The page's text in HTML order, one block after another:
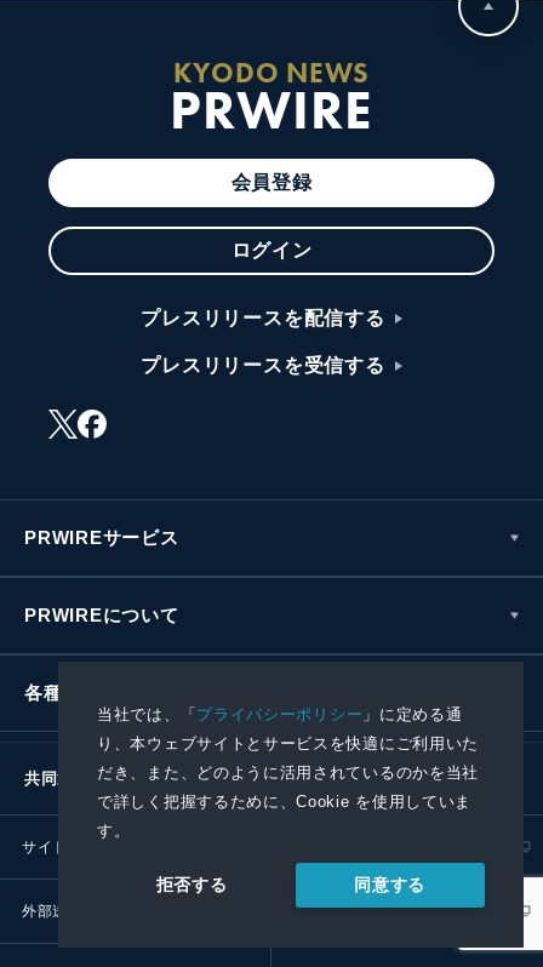
当社では、「プライバシーポリシー 」に定める通
り、本ウェブサイトとサービスを快適にご利用いた
だき、また、どのように活用されているのかを当社
で詳しく把握するために、Cookie を使用していま
す。
拒否する 同意する
KYODO NEWS
PRWIRE
会員登録
ログイン
プレスリリースを配信する
プレスリリースを受信する
PRWIREサービス
PRWIREについて
各種お問い合わせ
共同通信社グループ
サイトポリシー
外部送信ポリシー プレスリリース取扱基準